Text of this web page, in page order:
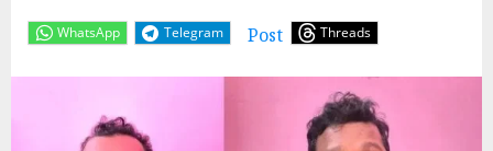
WhatsApp Telegram Post Threads